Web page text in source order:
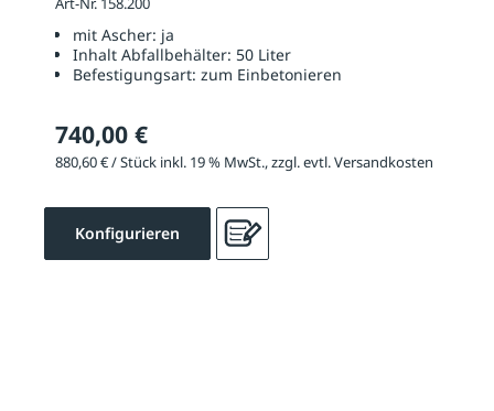
mit Ascher: ja
Inhalt Abfallbehälter: 50 Liter
Befestigungsart: zum Einbetonieren
740,00 €
880,60 € / Stück inkl. 19 % MwSt., zzgl. evtl. Versandkosten
Konfigurieren